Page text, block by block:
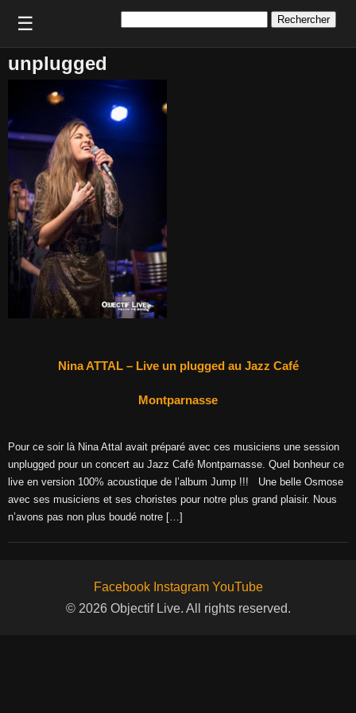
☰
unplugged
Nina ATTAL – Live un plugged au Jazz Café
Montparnasse
Pour ce soir là Nina Attal avait préparé avec ces musiciens une session
unplugged pour un concert au Jazz Café Montparnasse. Quel bonheur ce
live en version 100% acoustique de l’album Jump !!! Une belle Osmose
avec ses musiciens et ses choristes pour notre plus grand plaisir. Nous
n’avons pas non plus boudé notre […]
Facebook Instagram YouTube
© 2026 Objectif Live. All rights reserved.